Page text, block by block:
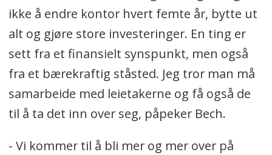
ikke å endre kontor hvert femte år, bytte ut
alt og gjøre store investeringer. En ting er
sett fra et finansielt synspunkt, men også
fra et bærekraftig ståsted. Jeg tror man må
samarbeide med leietakerne og få også de
til å ta det inn over seg, påpeker Bech.
- Vi kommer til å bli mer og mer over på